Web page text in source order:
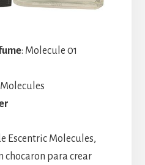
: Molecule 01
Escentric Molecules,
chocaron para crear